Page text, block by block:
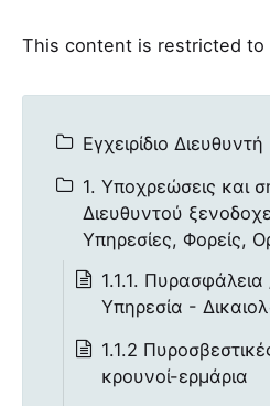
This content is restricted to
Εγχειρίδιο Διευθυντή
1. Υποχρεώσεις και
Διευθυντού
Υπηρεσίες, Φορείς,
1.1.1.
Υπηρεσία -
1.1.2
κρουνοί-ερμάρια